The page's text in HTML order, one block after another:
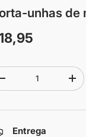
unhas de
-
+
Entrega